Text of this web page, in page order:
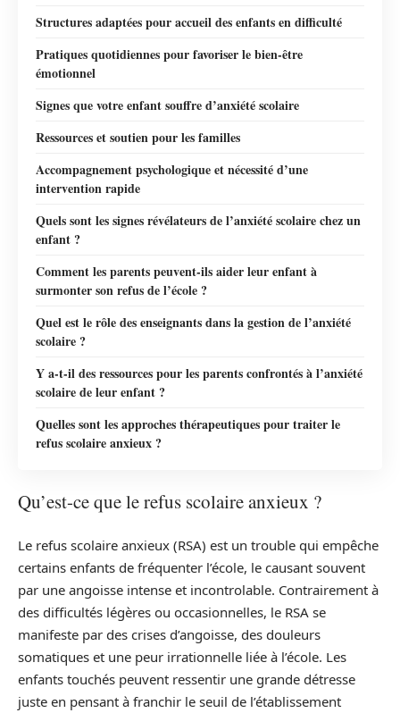
Structures adaptées pour accueil des enfants en difficulté
Pratiques quotidiennes pour favoriser le bien-être
émotionnel
Signes que votre enfant souffre d’anxiété scolaire
Ressources et soutien pour les familles
Accompagnement psychologique et nécessité d’une
intervention rapide
Quels sont les signes révélateurs de l’anxiété scolaire chez un
enfant ?
Comment les parents peuvent-ils aider leur enfant à
surmonter son refus de l’école ?
Quel est le rôle des enseignants dans la gestion de l’anxiété
scolaire ?
Y a-t-il des ressources pour les parents confrontés à l’anxiété
scolaire de leur enfant ?
Quelles sont les approches thérapeutiques pour traiter le
refus scolaire anxieux ?
Qu’est-ce que le refus scolaire anxieux ?
Le refus scolaire anxieux (RSA) est un trouble qui empêche
certains enfants de fréquenter l’école, le causant souvent
par une angoisse intense et incontrolable. Contrairement à
des difficultés légères ou occasionnelles, le RSA se
manifeste par des crises d’angoisse, des douleurs
somatiques et une peur irrationnelle liée à l’école. Les
enfants touchés peuvent ressentir une grande détresse
juste en pensant à franchir le seuil de l’établissement